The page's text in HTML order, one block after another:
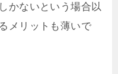
かないという場合以
メリットも薄いで